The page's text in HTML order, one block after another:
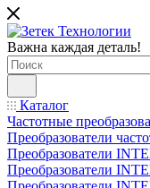
Важна каждая деталь!
Каталог
Частотные
Преобразователи
Преобразователи
Преобразователи